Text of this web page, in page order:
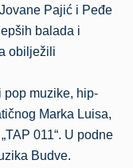
Pajić i Peđe
balada i
obilježili
pop muzike, hip-
Marka Luisa,
011“. U podne
Budve.